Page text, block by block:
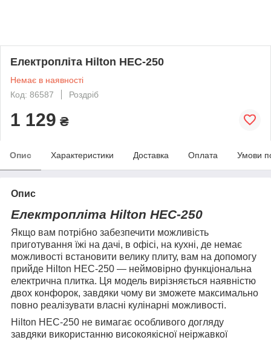
Електропліта Hilton HEC-250
Немає в наявності
Код: 86587
Роздріб
1 129 ₴
Опис Характеристики Доставка Оплата Умови
Опис
Електропліта Hilton HEC-250
Якщо вам потрібно забезпечити можливість
приготування їжі на дачі, в офісі, на кухні, де немає
можливості встановити велику плиту, вам на допомогу
прийде Hilton HEC-250 — неймовірно функціональна
електрична плитка. Ця модель вирізняється наявністю
двох конфорок, завдяки чому ви зможете максимально
повно реалізувати власні кулінарні можливості.
Hilton HEC-250 не вимагає особливого догляду
завдяки використанню високоякісної неіржавкої